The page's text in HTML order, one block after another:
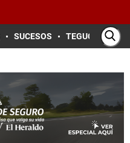
SUCESOS TEGUCIGALPA